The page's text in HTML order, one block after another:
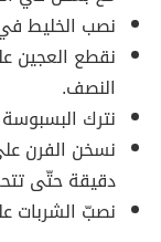
نصب الخليط
نقطع العجين
النصف.
نترك
دقيقة حتّى
نصبّ الشربات